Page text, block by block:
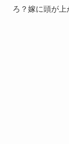
ろ？嫁に頭が上